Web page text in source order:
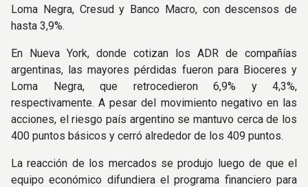
Loma Negra, Cresud y Banco Macro, con descensos de
hasta 3,9%.
En Nueva York, donde cotizan los ADR de compañías
argentinas, las mayores pérdidas fueron para Bioceres y
Loma Negra, que retrocedieron 6,9% y 4,3%,
respectivamente. A pesar del movimiento negativo en las
acciones, el riesgo país argentino se mantuvo cerca de los
400 puntos básicos y cerró alrededor de los 409 puntos.
La reacción de los mercados se produjo luego de que el
equipo económico difundiera el programa financiero para